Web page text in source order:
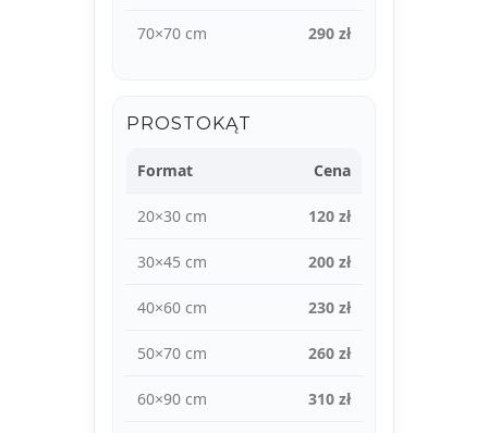
70×70 cm 290 zł
PROSTOKĄT
Format Cena
20×30 cm 120 zł
30×45 cm 200 zł
40×60 cm 230 zł
50×70 cm 260 zł
60×90 cm 310 zł